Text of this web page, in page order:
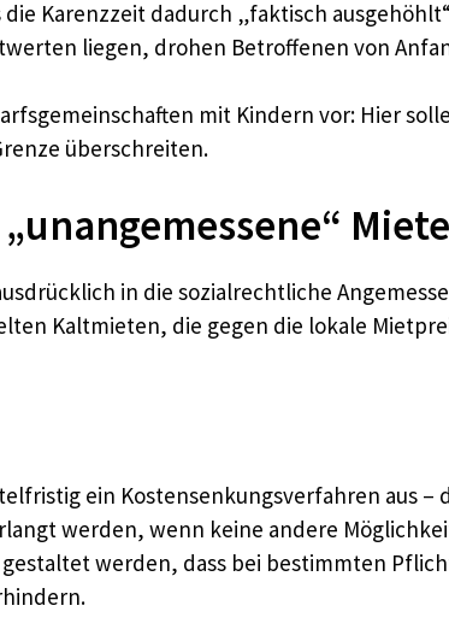
Karenzzeit dadurch „faktisch
liegen, drohen Betroffenen von
mit Kindern vor: Hier
überschreiten.
in die sozialrechtliche
Kaltmieten, die gegen die lokale
ein Kostensenkungsverfahren aus
werden, wenn keine andere
werden, dass bei bestimmten